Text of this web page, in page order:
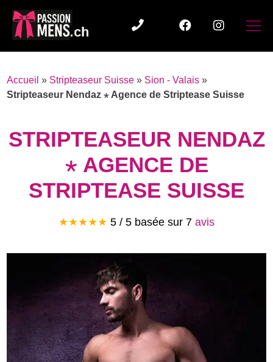
Accueil » Stripteaseur Suisse » Sion - Valais »
Stripteaseur Nendaz ⋆ Agence de Striptease Suisse
STRIPTEASEUR NENDAZ
⋆ AGENCE DE
STRIPTEASE SUISSE
★★★★★ 5 / 5 basée sur 7 avis